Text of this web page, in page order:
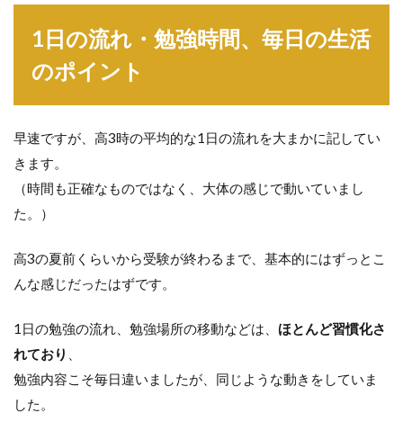
1日の流れ・勉強時間、毎日の生活
のポイント
早速ですが、高3時の平均的な1日の流れを大まかに記してい
きます。
（時間も正確なものではなく、大体の感じで動いていまし
た。）
高3の夏前くらいから受験が終わるまで、基本的にはずっとこ
んな感じだったはずです。
1日の勉強の流れ、勉強場所の移動などは、 ほとんど習慣化さ
れており
勉強内容こそ毎日違いましたが、同じような動きをしていま
した。